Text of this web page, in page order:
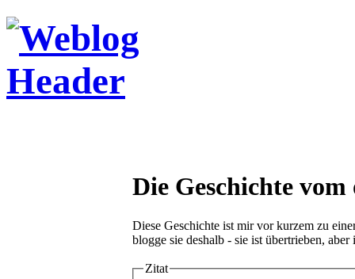
Die Geschichte
Diese Geschichte ist mir vor kurzem zu
blogge sie deshalb - sie ist übertrieben,
Zitat